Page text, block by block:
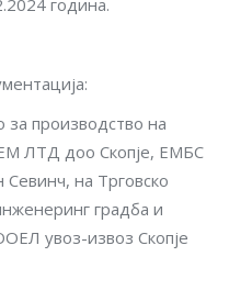
година.
производство на
ЛТД доо Скопје, ЕМБС
на Трговско
градба и
увоз-извоз Скопје